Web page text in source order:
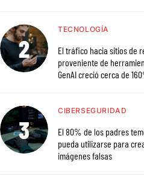
TECNOLOGÍA
El tráfico hacia sitios de
proveniente de
GenAI creció cerca de
CIBERSEGURIDAD
El 80% de los padres
pueda utilizarse para
imágenes falsas